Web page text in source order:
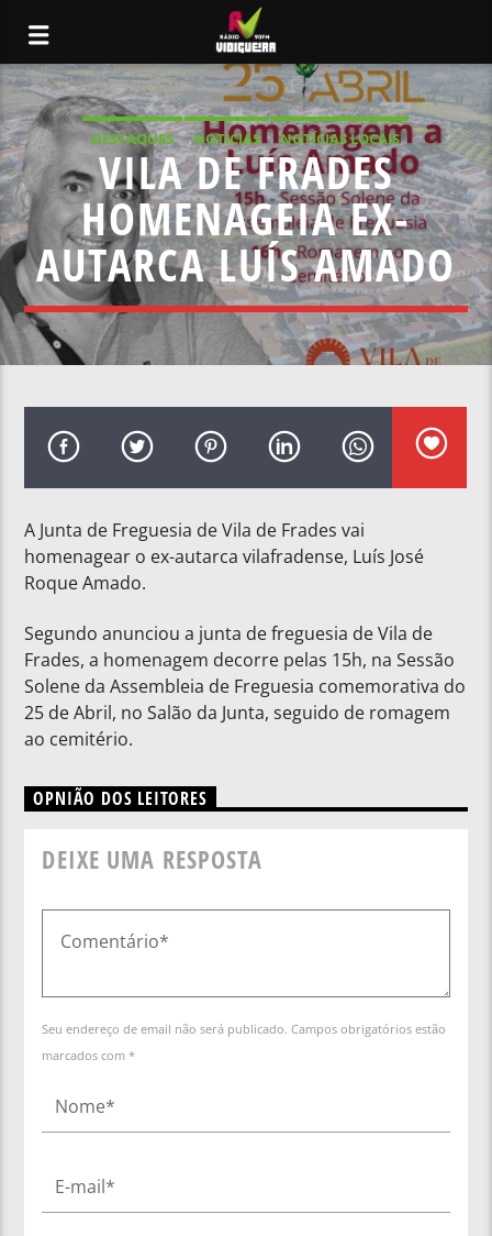
DESTAQUES NOTICIAS
NOTÍCIAS LOCAIS
NOTÍCIAS NACIONAIS
VILA DE FRADES
HOMENAGEIA EX-
AUTARCA LUÍS AMADO
A Junta de Freguesia de Vila de Frades vai
homenagear o ex-autarca vilafradense, Luís José
Roque Amado.
Segundo anunciou a junta de freguesia de Vila de
Frades, a homenagem decorre pelas 15h, na Sessão
Solene da Assembleia de Freguesia comemorativa do
25 de Abril, no Salão da Junta, seguido de romagem
ao cemitério.
OPNIÃO DOS LEITORES
DEIXE UMA RESPOSTA
Seu endereço de email não será publicado. Campos obrigatórios estão
marcados com *